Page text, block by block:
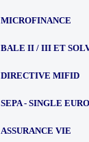
MICROFINANCE
BALE II / III ET
DIRECTIVE MIFID
SEPA - SINGLE
ASSURANCE VIE